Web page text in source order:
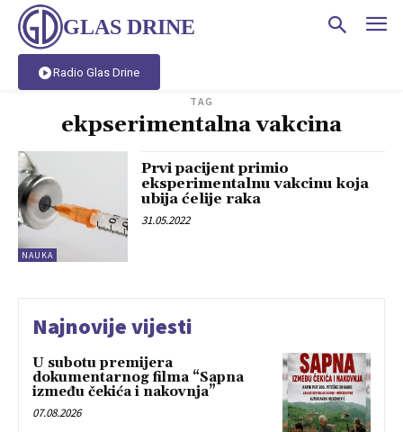
GLAS DRINE
Radio Glas Drine
TAG
ekpserimentalna vakcina
NAUKA
Prvi pacijent primio
eksperimentalnu vakcinu koja
ubija ćelije raka
31.05.2022
Najnovije vijesti
U subotu premijera
dokumentarnog filma “Sapna
između čekića i nakovnja”
07.08.2026